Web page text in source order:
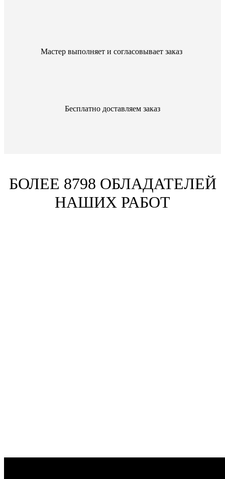
Мастер выполняет и согласовывает заказ
Бесплатно доставляем заказ
БОЛЕЕ 8798 ОБЛАДАТЕЛЕЙ
НАШИХ РАБОТ